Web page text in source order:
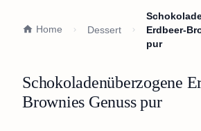
Home Dessert
Erdbeer-
pur
Schokoladenüberzogene
Brownies Genuss pur